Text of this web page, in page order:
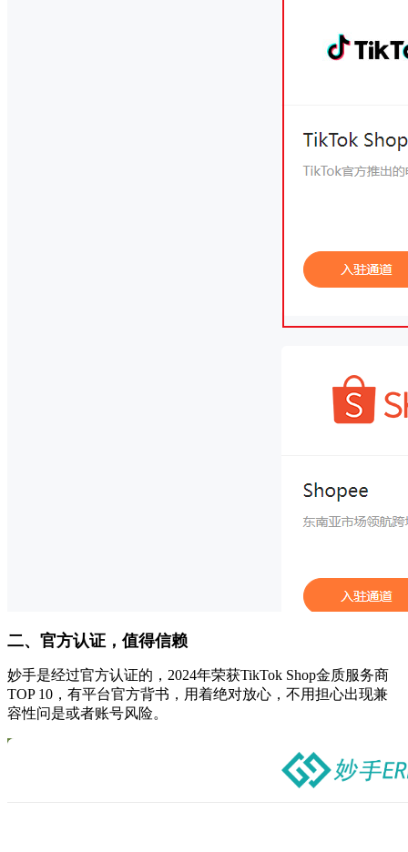
二、官方认证，值得信赖
妙手是经过官方认证的，2024年荣获TikTok Shop金质服务商
TOP 10，有平台官方背书，用着绝对放心，不用担心出现兼
容性问是或者账号风险。